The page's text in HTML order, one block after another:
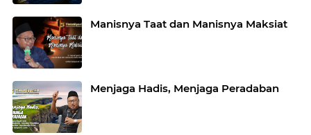
Manisnya Taat dan Manisnya Maksiat
Menjaga Hadis, Menjaga Peradaban